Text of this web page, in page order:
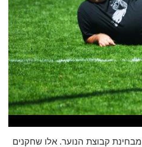
קבוצת הנוער. אלו שחקנים